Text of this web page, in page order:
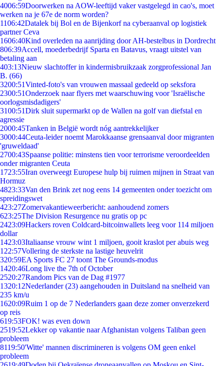
4006:59Doorwerken na AOW-leeftijd vaker vastgelegd in cao's, moet
werken na je 67e de norm worden?
1106:42Datalek bij Bol en de Bijenkorf na cyberaanval op logistiek
partner Ceva
1606:40Kind overleden na aanrijding door AH-bestelbus in Dordrecht
806:39Accell, moederbedrijf Sparta en Batavus, vraagt uitstel van
betaling aan
403:13Nieuw slachtoffer in kindermisbruikzaak zorgprofessional Jan
B. (66)
3200:51Vinted-foto's van vrouwen massaal gedeeld op seksfora
2300:51Onderzoek naar flyers met waarschuwing voor 'Israëlische
oorlogsmisdadigers'
3100:51Dirk sluit supermarkt op de Wallen na golf van diefstal en
agressie
2000:45Tanken in België wordt nóg aantrekkelijker
3000:44Ceuta-leider noemt Marokkaanse grensaanval door migranten
'gruweldaad'
2700:43Spaanse politie: minstens tien voor terrorisme veroordeelden
onder migranten Ceuta
1723:55Iran overweegt Europese hulp bij ruimen mijnen in Straat van
Hormuz
4823:33Van den Brink zet nog eens 14 gemeenten onder toezicht om
spreidingswet
423:27Zomervakantieweerbericht: aanhoudend zomers
623:25The Division Resurgence nu gratis op pc
2423:09Hackers roven Coldcard-bitcoinwallets leeg voor 114 miljoen
dollar
1423:03Italiaanse vrouw wint 1 miljoen, gooit kraslot per abuis weg
1 22:57Vollering de sterkste na lastige heuvelrit
320:59EA Sports FC 27 toont The Grounds-modus
1420:46Long live the 7th of October
2520:27Random Pics van de Dag #1977
1320:12Nederlander (23) aangehouden in Duitsland na snelheid van
235 km/u
1620:09Ruim 1 op de 7 Nederlanders gaan deze zomer onverzekerd
op reis
619:53FOK! was even down
2519:52Lekker op vakantie naar Afghanistan volgens Taliban geen
probleem
8119:50'Witte' mannen discrimineren is volgens OM geen enkel
probleem